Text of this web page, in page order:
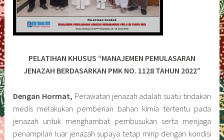
PELATIHAN KHUSUS “MANAJEMEN PEMULASARAN
JENAZAH BERDASARKAN PMK NO. 1128 TAHUN 2022”
Dengan Hormat, Perawatan jenazah adalah suatu tindakan
medis melakukan pemberian bahan kimia tertentu pada
jenazah untuk menghambat pembusukan serta menjaga
penampilan luar jenazah supaya tetap mirip dengan kondisi